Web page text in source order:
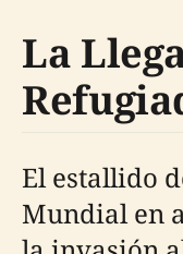
La
El estallido
Mundial en